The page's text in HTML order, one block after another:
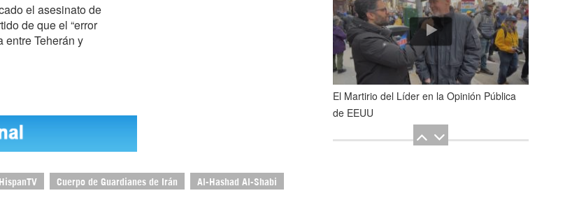
el asesinato de
de que el “error
entre Teherán y
HispanTV Cuerpo de Guardianes de Irán Al-Hashad Al-Shabi
El Martirio del Líder en la Opinión Pública
de EEUU